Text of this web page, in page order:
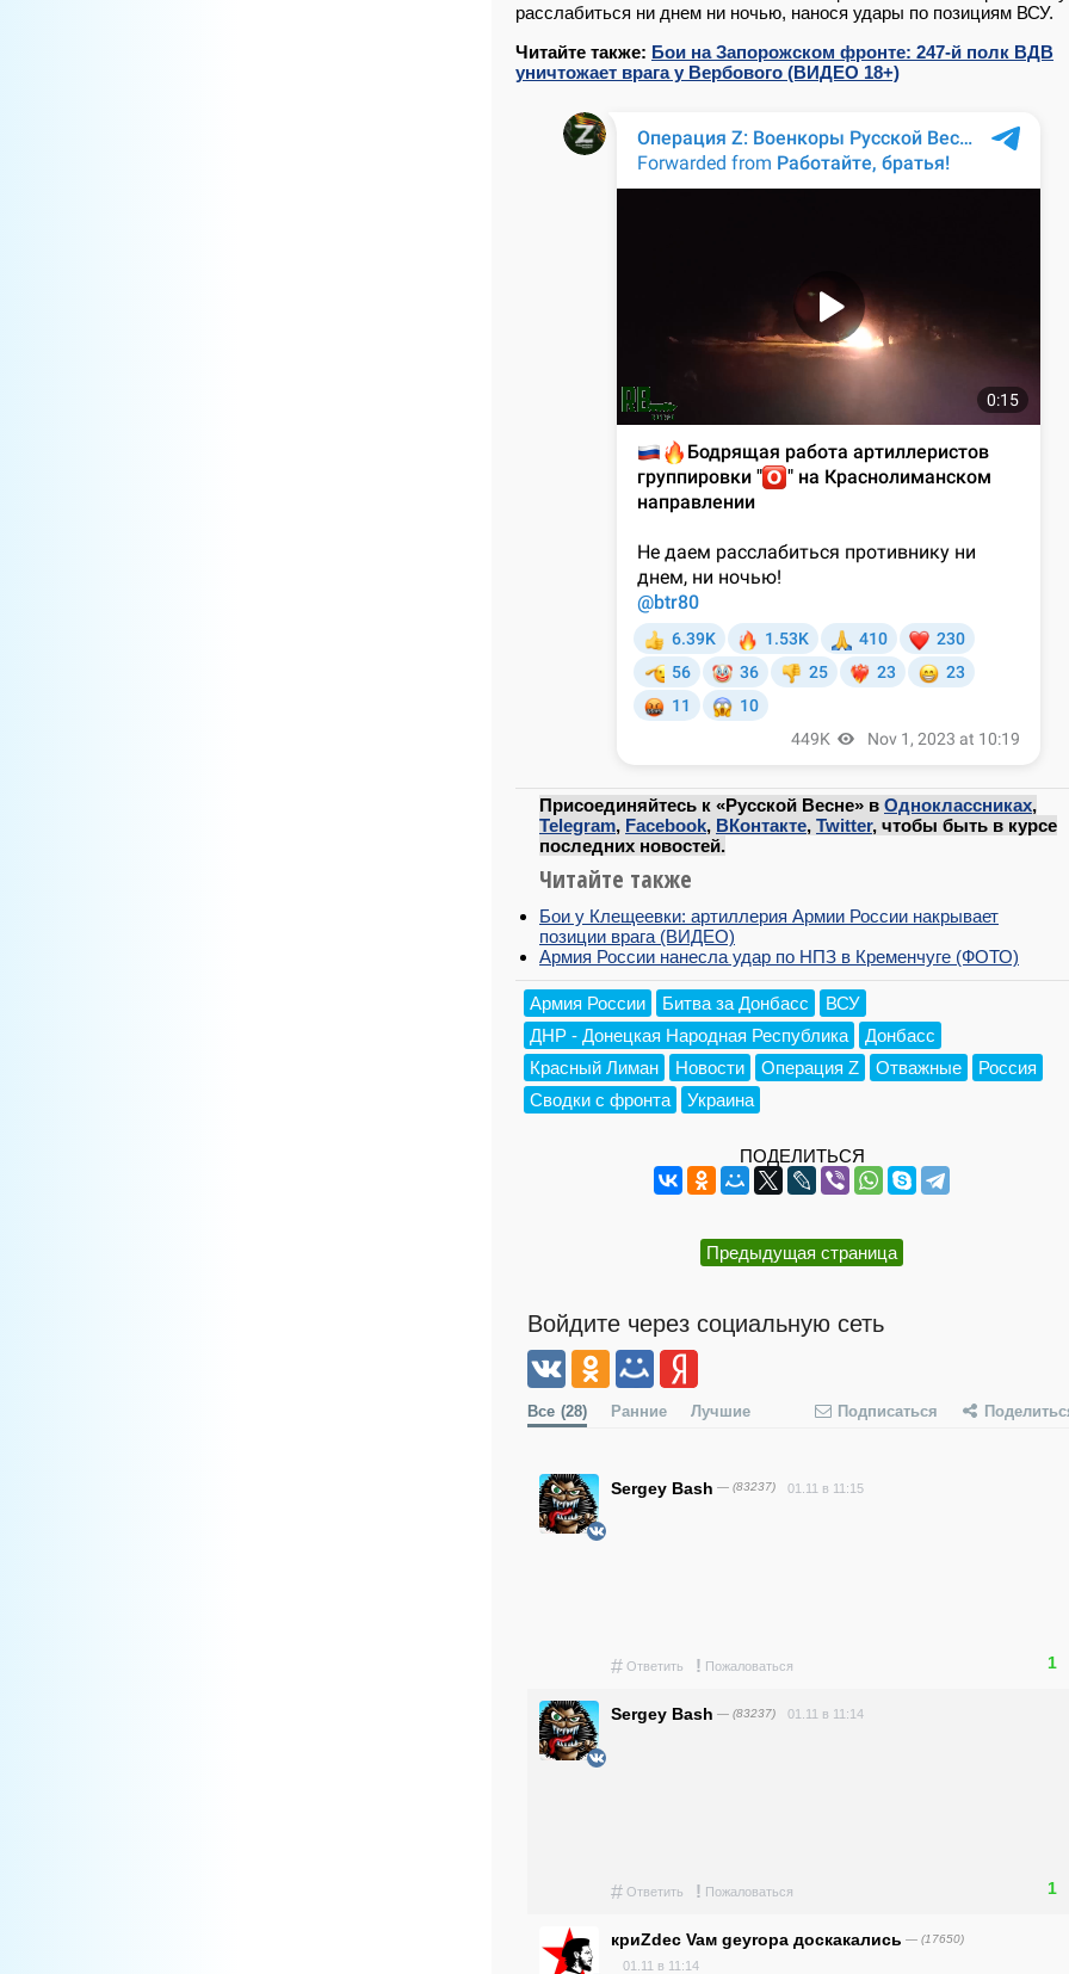
расслабиться ни днем ни ночью, нанося удары по позициям ВСУ.
Читайте также: Бои на Запорожском фронте: 247-й полк ВДВ
уничтожает врага у Вербового (ВИДЕО 18+)
Присоединяйтесь к «Русской Весне» в Одноклассниках,
Telegram, Facebook, ВКонтакте, Twitter, чтобы быть в курсе
последних новостей.
Читайте также
Бои у Клещеевки: артиллерия Армии России накрывает
позиции врага (ВИДЕО)
Армия России нанесла удар по НПЗ в Кременчуге (ФОТО)
Армия России Битва за Донбасс
ВСУ
ДНР - Донецкая Народная Республика
Донбасс
Красный Лиман
Новости Операция Z Отважные
Россия
Сводки с фронта
Украина
ПОДЕЛИТЬСЯ
Предыдущая страница
Войдите через социальную сеть
Все (28) Ранние Лучшие Подписаться
Sergey Bash — (83237) 01.11 в 11:15
# Ответить ! Пожаловаться 1
Sergey Bash — (83237) 01.11 в 11:14
# Ответить ! Пожаловаться 1
криZdec Vaм geyropa доскакались — (17650)
01.11 в 11:14